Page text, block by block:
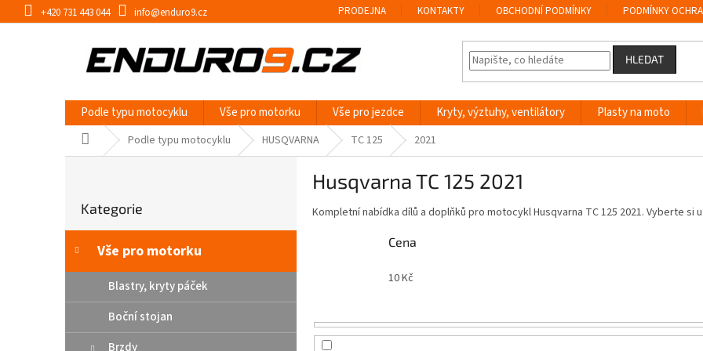
na
+420 731 443 044 info@enduro9.cz PRODEJNA KONTAKTY OBCHODNÍ PODMÍNKY PODMÍNKY
HLEDAT
Podle typu motocyklu Vše pro motorku Vše pro jezdce Kryty, výztuhy, ventilátory Plasty na moto
Domů Podle typu motocyklu HUSQVARNA TC 125 2021
r
n
í
a
kategorie
Kategorie
Vše pro motorku
Blastry, kryty páček
Boční stojan
Brzdy
Husqvarna TC 125 2021
Kompletní nabídka dílů a doplňků pro motocykl Husqvarna TC 125 2021. Vyberte si
Cena
10Kč